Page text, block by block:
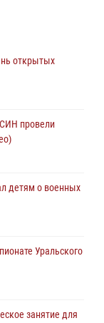
занятие для
Уральского
турнира
открытых
провели
детям о военных
Уральского
занятие для